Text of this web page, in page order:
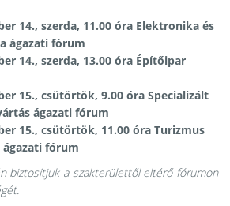
14., szerda, 11.00 óra Elektronika és
ágazati fórum
14., szerda, 13.00 óra Építőipar
15., csütörtök, 9.00 óra Specializált
ágazati fórum
15., csütörtök, 11.00 óra Turizmus
ágazati fórum
biztosítjuk a szakterülettől eltérő fórumon